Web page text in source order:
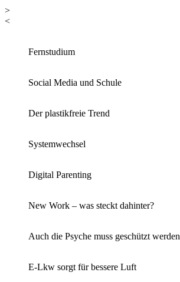
>
<
Fernstudium
Social Media und Schule
Der plastikfreie Trend
Systemwechsel
Digital Parenting
New Work – was steckt dahinter?
Auch die Psyche muss geschützt werden
E-Lkw sorgt für bessere Luft